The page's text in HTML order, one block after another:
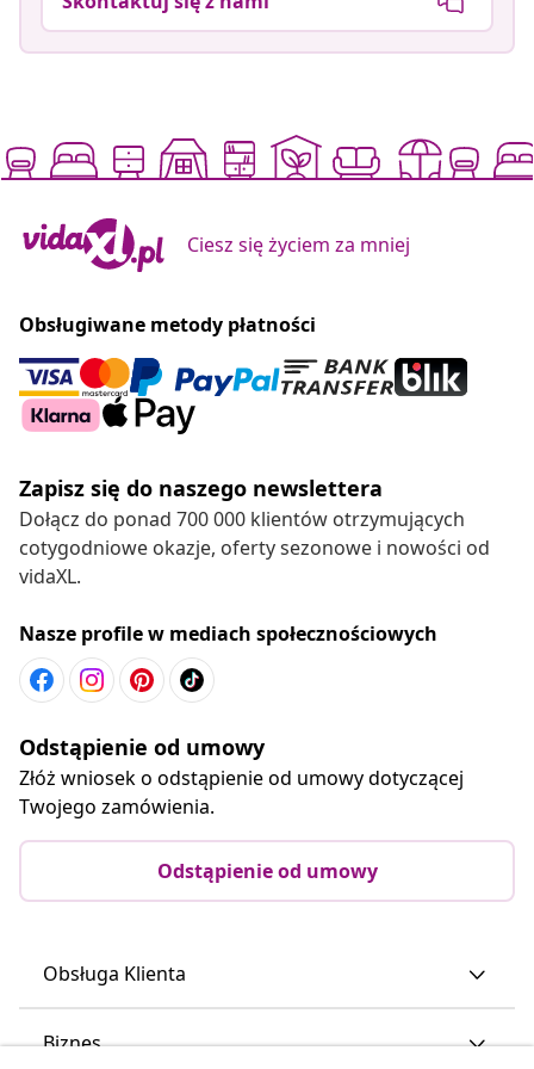
Ciesz się życiem za mniej
Obsługiwane metody płatności
Zapisz się do naszego newslettera
Dołącz do ponad 700 000 klientów otrzymujących
cotygodniowe okazje, oferty sezonowe i nowości od
vidaXL.
Nasze profile w mediach społecznościowych
Odstąpienie od umowy
Złóż wniosek o odstąpienie od umowy dotyczącej
Twojego zamówienia.
Odstąpienie od umowy
Obsługa Klienta
Biznes